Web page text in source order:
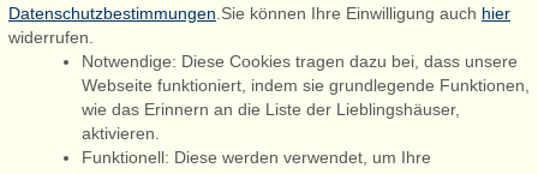
Følg os på: Facebook
Datenschutzbestimmungen .Sie können Ihre Einwilligung auch hier
widerrufen.
Notwendige: Diese Cookies tragen dazu bei, dass unsere
Webseite funktioniert, indem sie grundlegende Funktionen,
wie das Erinnern an die Liste der Lieblingshäuser,
aktivieren.
Funktionell: Diese werden verwendet, um Ihre